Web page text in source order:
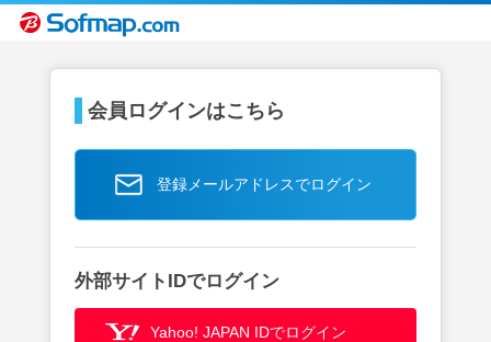
会員ログインはこちら
登録メールアドレスでログイン
外部サイトIDでログイン
Yahoo! JAPAN IDでログイン